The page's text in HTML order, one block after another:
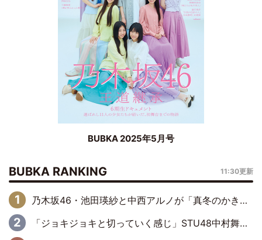
BUBKA 2025年5月号
BUBKA RANKING 11:30更新
乃木坂46・池田瑛紗と中西アルノが「真冬のかき氷」騒動で火花散らす！ 因縁の裏にあるのは、逆境をともに“凌”ぐ似た者同士の絆
「ジョキジョキと切っていく感じ」STU48中村舞、新しい挑戦は自らの手で